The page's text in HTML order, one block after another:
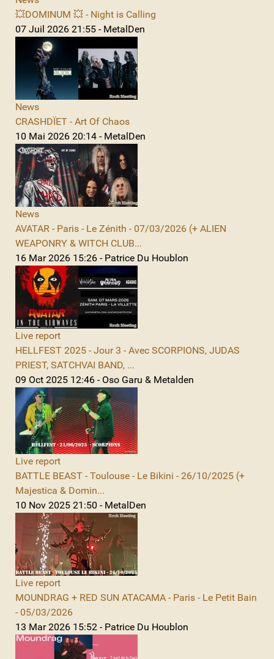
💥DOMINUM 💥 - Night is Calling
07 Juil 2026 21:55 - MetalDen
News
CRASHDÏET - Art Of Chaos
10 Mai 2026 20:14 - MetalDen
News
AVATAR - Paris - Le Zénith - 07/03/2026 (+ ALIEN
WEAPONRY & WITCH CLUB...
16 Mar 2026 15:26 - Patrice Du Houblon
Live report
HELLFEST 2025 - Jour 3 - Avec SCORPIONS, JUDAS
PRIEST, SATCHVAI BAND, ...
09 Oct 2025 12:46 - Oso Garu & Metalden
Live report
BATTLE BEAST - Toulouse - Le Bikini - 26/10/2025 (+
Majestica & Domin...
10 Nov 2025 21:50 - MetalDen
Live report
MOUNDRAG + RED SUN ATACAMA - Paris - Le Petit Bain
- 05/03/2026
13 Mar 2026 15:52 - Patrice Du Houblon